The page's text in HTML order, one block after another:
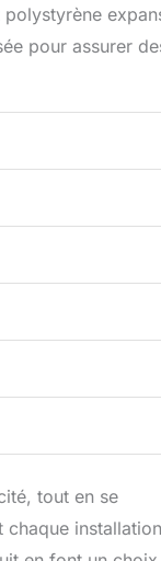
pour assurer
tout en se
chaque